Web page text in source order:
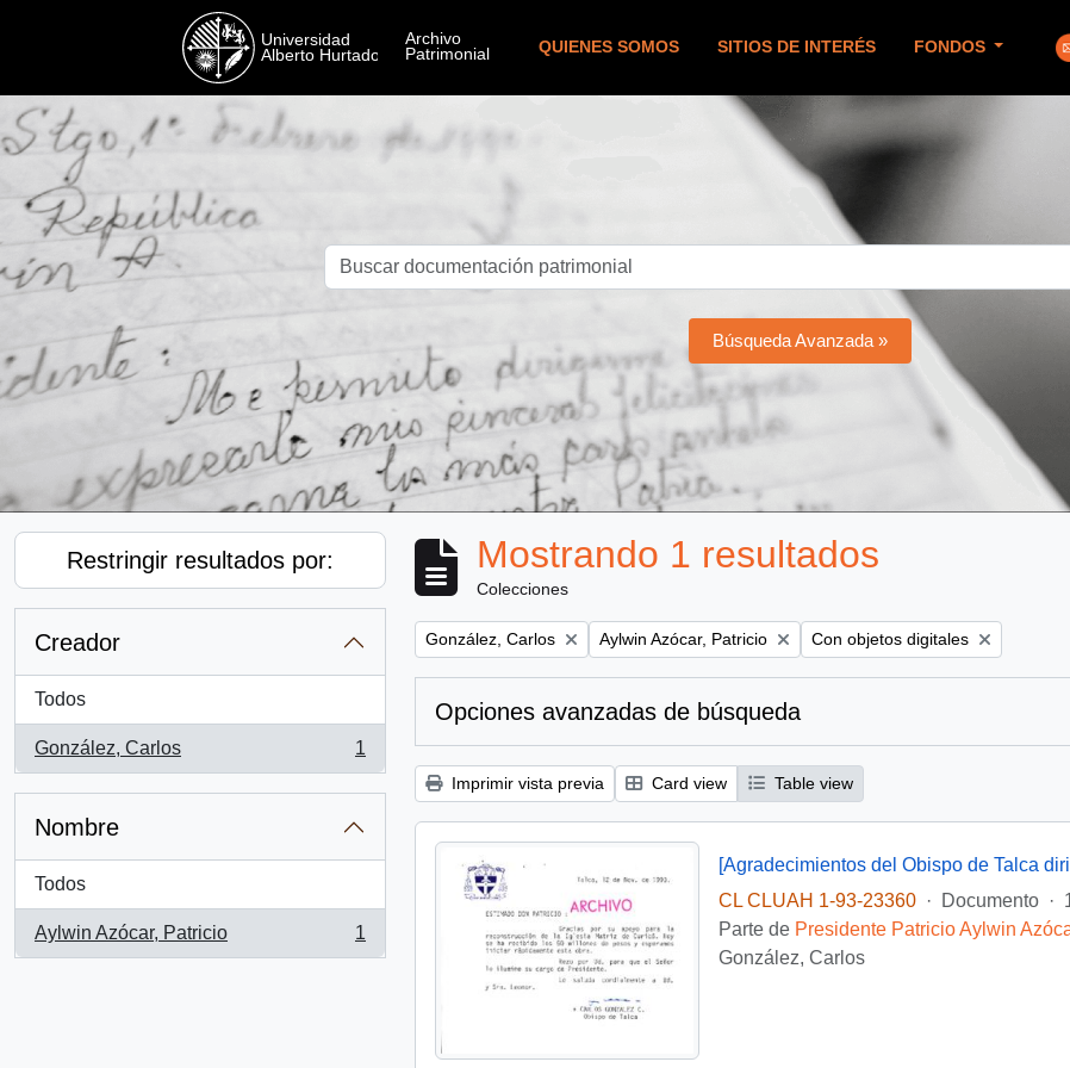
QUIENES SOMOS SITIOS DE INTERÉS FONDOS
Búsqueda Avanzada »
Restringir resultados por:
Creador
Todos
González, Carlos
, 1 resultados
1
Nombre
Todos
Aylwin Azócar, Patricio
, 1 resultados
1
Mostrando 1 resultados
Colecciones
Remove filter:
González, Carlos Remove filter:
Aylwin Azócar, Patricio Remove filter:
Con objetos digitales
Opciones avanzadas de búsqueda
Imprimir vista previa Card view Table view
CL CLUAH 1-93-23360
· Documento ·
Parte de Presidente Patricio Aylwin
González, Carlos